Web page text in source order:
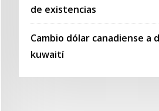
de existencias
Cambio dólar canadiense a
kuwaití